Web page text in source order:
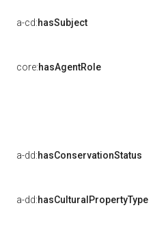
a-cd:hasSubject
core:hasAgentRole
a-dd:hasConservationStatus
a-dd:hasCulturalPropertyType